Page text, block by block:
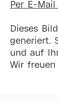
Per E-Mail
Dieses
generiert.
und auf
Wir freuen